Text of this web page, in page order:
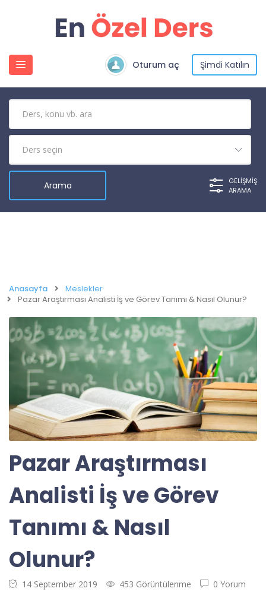
Oturum aç Şimdi Katılın
GELIŞMIŞ
ARAMA
Anasayfa
Meslekler
Pazar Araştırması Analisti İş ve Görev Tanımı & Nasıl Olunur?
Pazar Araştırması
Analisti İş ve Görev
Tanımı & Nasıl
Olunur?
14 September 2019 453 Görüntülenme 0 Yorum